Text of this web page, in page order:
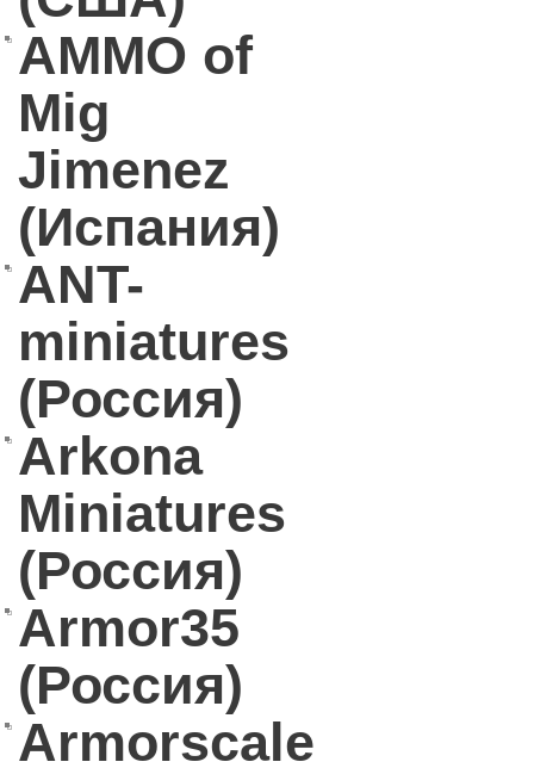
AMMO of
Mig
Jimenez
(Испания)
ANT-
miniatures
(Россия)
Arkona
Miniatures
(Россия)
Armor35
(Россия)
Armorscale